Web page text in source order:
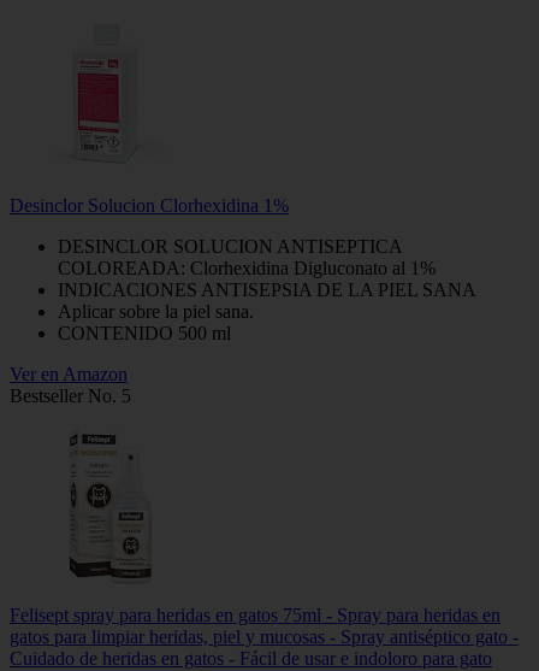
Desinclor Solucion Clorhexidina 1%
DESINCLOR SOLUCION ANTISEPTICA
COLOREADA: Clorhexidina Digluconato al 1%
INDICACIONES ANTISEPSIA DE LA PIEL SANA
Aplicar sobre la piel sana.
CONTENIDO 500 ml
Ver en Amazon
Bestseller No. 5
Felisept spray para heridas en gatos 75ml - Spray para heridas en
gatos para limpiar heridas, piel y mucosas - Spray antiséptico gato -
Cuidado de heridas en gatos - Fácil de usar e indoloro para gato